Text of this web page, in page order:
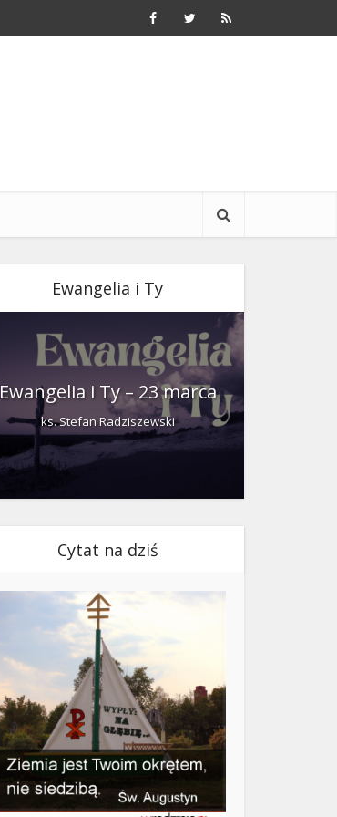
Ewangelia i Ty
Ewangelia i Ty – 23 marca
ks. Stefan Radziszewski
Cytat na dziś